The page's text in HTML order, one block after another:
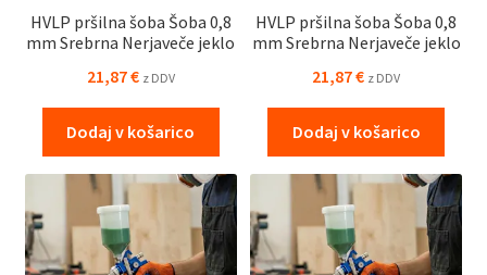
HVLP pršilna šoba Šoba 0,8
mm Srebrna Nerjaveče jeklo
21,87€ z DDV
Dodaj v košarico
HVLP pršilna šoba Šoba 0,8
mm Srebrna Nerjaveče jeklo
21,87€ z DDV
Dodaj v košarico